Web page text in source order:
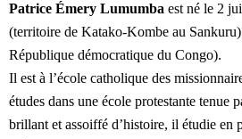
Patrice Émery Lumumba est né le 2
(territoire de Katako-Kombe au
République démocratique du Congo).
Il est à l’école catholique des
études dans une école protestante tenue
brillant et assoiffé d’histoire, il étudie en